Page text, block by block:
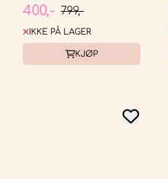
400,- 799,-
IKKE PÅ LAGER
KJØP